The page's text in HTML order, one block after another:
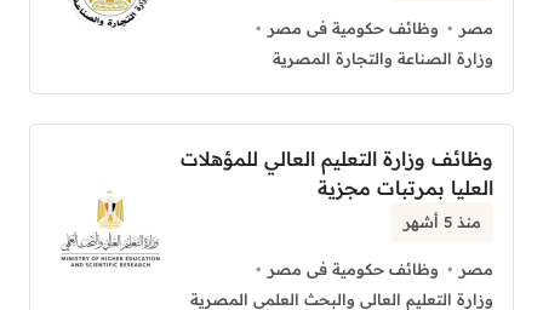
مصر
وظائف حكومية فى مصر
وزارة الصناعة والتجارة المصرية
وظائف وزارة التعليم العالي للمؤهلات
العليا بمرتبات مجزية
منذ 5 أشهر
مصر
وظائف حكومية فى مصر
وزارة التعليم العالي والبحث العلمي المصرية